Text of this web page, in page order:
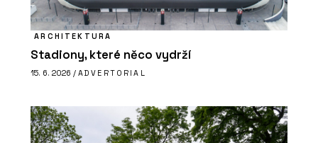
ARCHITEKTURA
Stadiony, které něco vydrží
15. 6. 2026 / ADVERTORIAL